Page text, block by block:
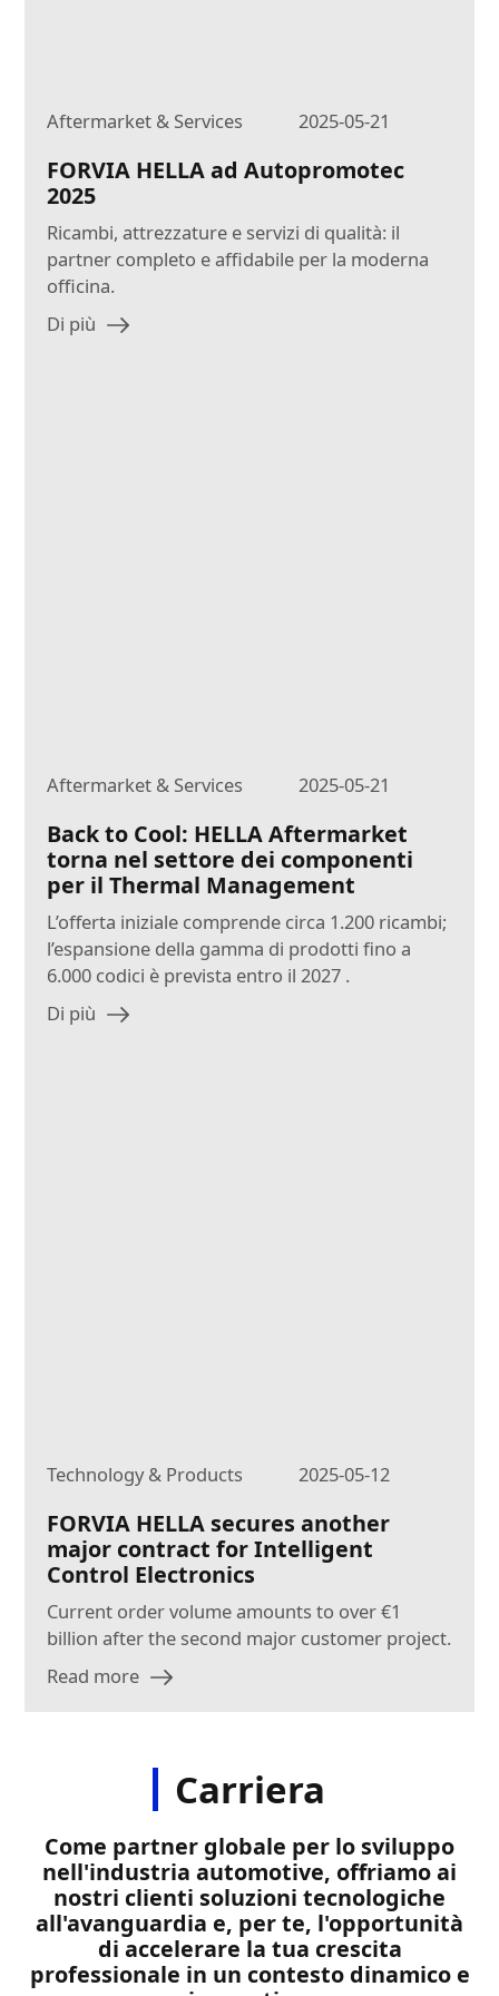
Aftermarket & Services 2025-05-21
FORVIA HELLA ad Autopromotec
2025
Ricambi, attrezzature e servizi di qualità: il
partner completo e affidabile per la moderna
officina.
Di più
Aftermarket & Services 2025-05-21
Back to Cool: HELLA Aftermarket
torna nel settore dei componenti
per il Thermal Management
L’offerta iniziale comprende circa 1.200 ricambi;
l’espansione della gamma di prodotti fino a
6.000 codici è prevista entro il 2027 .
Di più
Technology & Products 2025-05-12
FORVIA HELLA secures another
major contract for Intelligent
Control Electronics
Current order volume amounts to over €1
billion after the second major customer project.
Read more
Carriera​
Come partner globale per lo sviluppo
nell'industria automotive, offriamo ai
nostri clienti soluzioni tecnologiche
all'avanguardia e, per te, l'opportunità
di accelerare la tua crescita
professionale in un contesto dinamico e